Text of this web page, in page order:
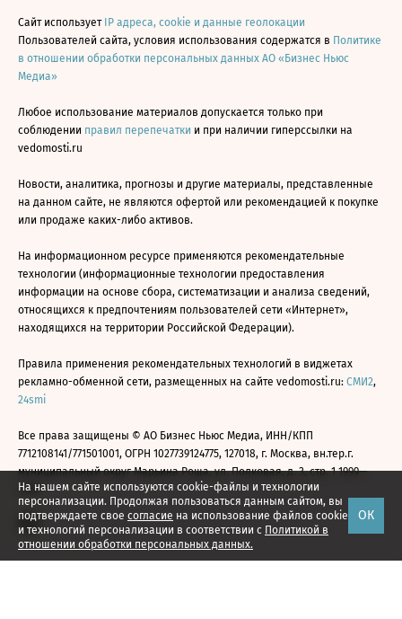
На нашем сайте используются cookie-файлы и технологии
персонализации. Продолжая пользоваться данным сайтом, вы
подтверждаете свое согласие на использование файлов cookie
и технологий персонализации в соответствии с Политикой в
отношении обработки персональных данных.
ОК
Сайт использует IP адреса, cookie и данные геолокации
Пользователей сайта, условия использования содержатся в Политике
в отношении обработки персональных данных АО «Бизнес Ньюс
Медиа»
Любое использование материалов допускается только при
соблюдении правил перепечатки и при наличии гиперссылки на
vedomosti.ru
Новости, аналитика, прогнозы и другие материалы, представленные
на данном сайте, не являются офертой или рекомендацией к покупке
или продаже каких-либо активов.
На информационном ресурсе применяются рекомендательные
технологии (информационные технологии предоставления
информации на основе сбора, систематизации и анализа сведений,
относящихся к предпочтениям пользователей сети «Интернет»,
находящихся на территории Российской Федерации).
Правила применения рекомендательных технологий в виджетах
рекламно-обменной сети, размещенных на сайте vedomosti.ru: СМИ2,
24smi
Все права защищены © АО Бизнес Ньюс Медиа, ИНН/КПП
7712108141/771501001, ОГРН 1027739124775, 127018, г. Москва, вн.тер.г.
муниципальный округ Марьина Роща, ул. Полковая, д. 3, стр. 1 1999—
2026